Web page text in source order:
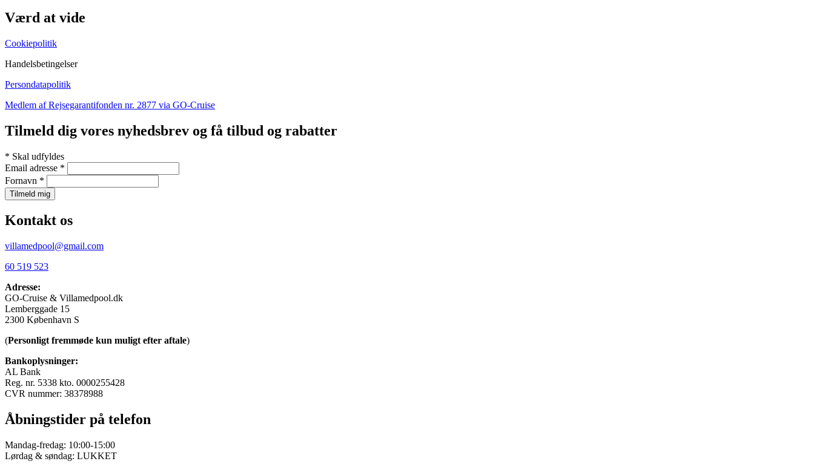
Værd at vide
Cookiepolitik
Handelsbetingelser
Persondatapolitik
Medlem af Rejsegarantifonden nr. 2877 via GO-Cruise
Tilmeld dig vores nyhedsbrev og få tilbud og rabatter
* Skal udfyldes
Email adresse *
Fornavn *
Kontakt os
villamedpool@gmail.com
60 519 523
Adresse:
GO-Cruise & Villamedpool.dk
Lemberggade 15
2300 København S
(Personligt fremmøde kun muligt efter aftale)
Bankoplysninger:
AL Bank
Reg. nr. 5338 kto. 0000255428
CVR nummer: 38378988
Åbningstider på telefon
Mandag-fredag: 10:00-15:00
Lørdag & søndag: LUKKET